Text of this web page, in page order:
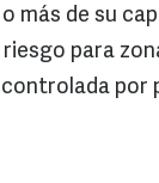
más de su
para
por